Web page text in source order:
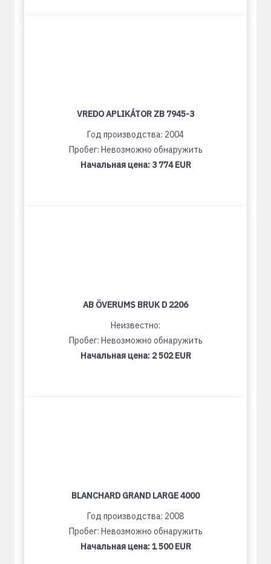
VREDO APLIKÁTOR ZB 7945-3
Год производства: 2004
Пробег: Невозможно обнаружить
Начальная цена: 3 774 EUR
AB ÖVERUMS BRUK D 2206
Неизвестно:
Пробег: Невозможно обнаружить
Начальная цена: 2 502 EUR
BLANCHARD GRAND LARGE 4000
Год производства: 2008
Пробег: Невозможно обнаружить
Начальная цена:1 500 EUR